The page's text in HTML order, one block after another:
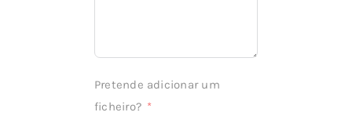
Pretende adicionar um
ficheiro?